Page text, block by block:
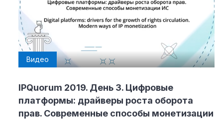
Видео
IPQuorum 2019. День 3. Цифровые
платформы: драйверы роста оборота
прав. Современные способы монетизации